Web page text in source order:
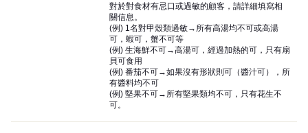
對於對食材有忌口或過敏的顧客，請詳細填寫相
關信息。
(例) 1名對甲殼類過敏→所有高湯均不可或高湯
可，蝦可，蟹不可等
(例) 生海鮮不可→高湯可，經過加熱的可，只有扇
貝可食用
(例) 番茄不可→如果沒有形狀則可（醬汁可），所
有醬料均不可
(例) 堅果不可→所有堅果類均不可，只有花生不
可。